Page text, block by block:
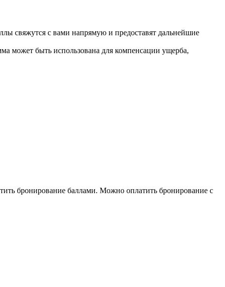
свяжутся с вами напрямую и предоставят дальнейшие
может быть использована для компенсации ущерба,
бронирование баллами. Можно оплатить бронирование с